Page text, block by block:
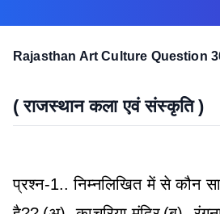
Rajasthan Art Culture Question
( राजस्थान कला एवं संस्कृति )
प्रश्न-1.. निम्नलिखित में से कौन